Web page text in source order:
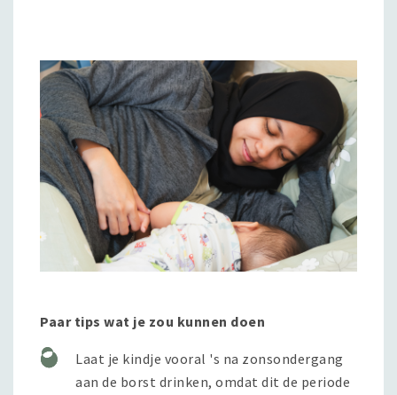
Paar tips wat je zou kunnen doen
Laat je kindje vooral 's na zonsondergang
aan de borst drinken, omdat dit de periode